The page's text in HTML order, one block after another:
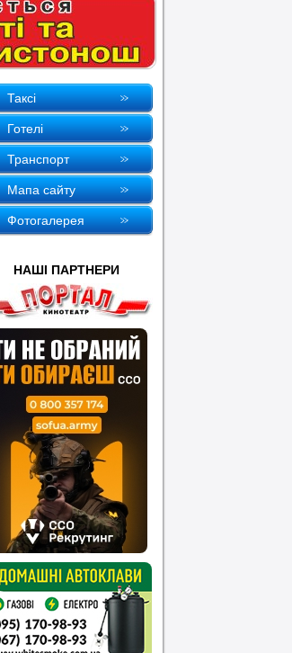
Таксi
Готелi
Транспорт
Мапа сайту
Фотогалерея
НАШI ПАРТНЕРИ